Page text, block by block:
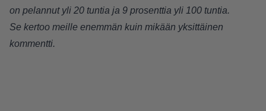
on pelannut yli 20 tuntia ja 9 prosenttia yli 100 tuntia.
Se kertoo meille enemmän kuin mikään yksittäinen
kommentti.